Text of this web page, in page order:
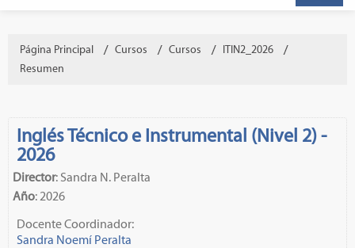
Página Principal → Cursos → Cursos → ITIN2_2026
→
Resumen
Inglés Técnico e Instrumental (Nivel 2) -
2026
Director: Sandra N. Peralta
Año: 2026
Docente Coordinador:
Sandra Noemí Peralta